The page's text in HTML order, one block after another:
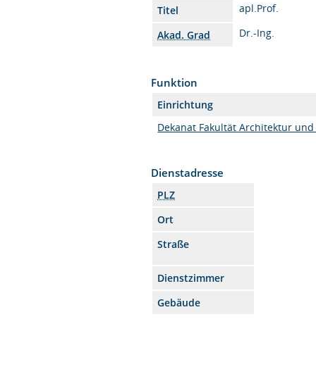
Titel
apl.Prof.
Akad. Grad
Dr.-Ing.
Funktion
Einrichtung
Dekanat Fakultät Architektur
Dienstadresse
PLZ
Ort
Straße
Dienstzimmer
Gebäude